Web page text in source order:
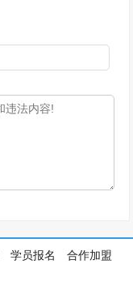
学员报名
合作加盟